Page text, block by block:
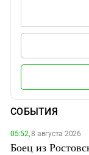
СОБЫТИЯ
05:52,8 августа 2026
Боец из